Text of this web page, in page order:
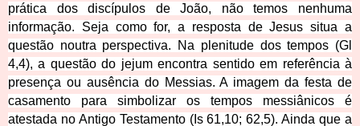
prática dos discípulos de João, não temos nenhuma
informação. Seja como for, a resposta de Jesus situa a
questão noutra perspectiva. Na plenitude dos tempos (Gl
4,4), a questão do jejum encontra sentido em referência à
presença ou ausência do Messias. A imagem da festa de
casamento para simbolizar os tempos messiânicos é
atestada no Antigo Testamento (Is 61,10; 62,5). Ainda que a